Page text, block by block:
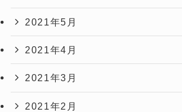
2021年5月
2021年4月
2021年3月
2021年2月